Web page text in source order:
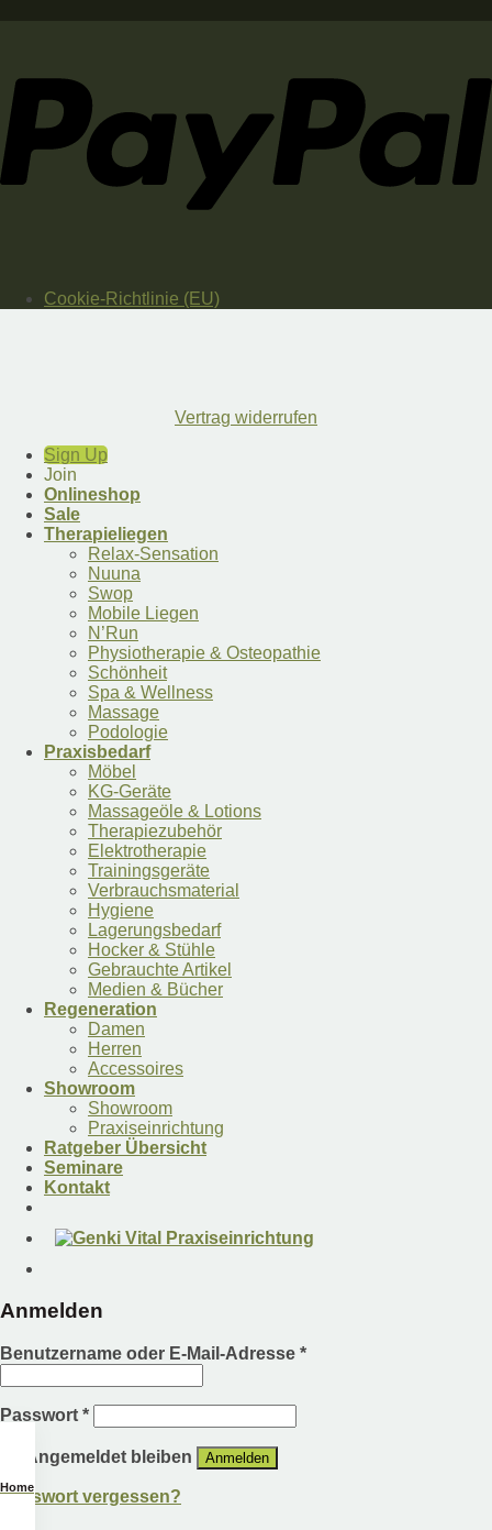
Cookie-Richtlinie (EU)
Vertrag widerrufen
Sign Up
Join
Onlineshop
Sale
Therapieliegen
Relax-Sensation
Nuuna
Swop
Mobile Liegen
N’Run
Physiotherapie & Osteopathie
Schönheit
Spa & Wellness
Massage
Podologie
Praxisbedarf
Möbel
KG-Geräte
Massageöle & Lotions
Therapiezubehör
Elektrotherapie
Trainingsgeräte
Verbrauchsmaterial
Hygiene
Lagerungsbedarf
Hocker & Stühle
Gebrauchte Artikel
Medien & Bücher
Regeneration
Damen
Herren
Accessoires
Showroom
Showroom
Praxiseinrichtung
Ratgeber Übersicht
Seminare
Kontakt
Home
Anmelden
Benutzername oder E-Mail-Adresse *
Passwort *
Angemeldet bleiben Anmelden
Passwort vergessen?